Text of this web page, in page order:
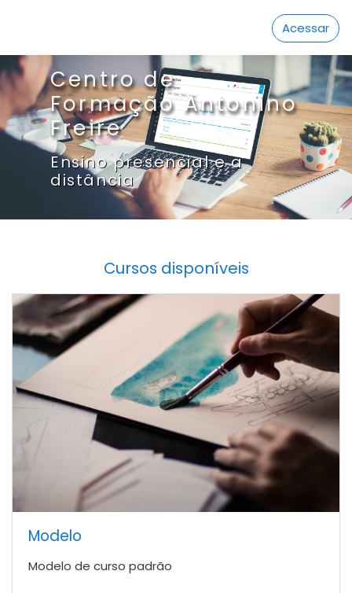
Acessar
Centro de
Formação Antonino
Freire
Ensino presencial e a
distância
Cursos disponíveis
Modelo
Modelo de curso padrão